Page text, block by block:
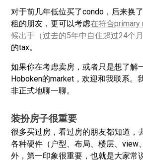
对于前几年低位买了condo，后来换
租的朋友，更可以考虑在符合
候出手（过去的5年中自住超过24个月
的tax。
如果你在考虑卖房，或者只是想了解
Hoboken的market，欢迎和我联系。
非正式地聊一聊。
装扮房子很重要
很多买过房，看过房的朋友都知道，
各种硬件（户型、布局、楼层、view
外，第一印象很重要，也就是大家常说